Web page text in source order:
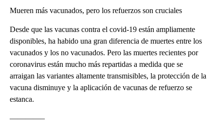
Mueren más vacunados, pero los refuerzos son cruciales
Desde que las vacunas contra el covid-19 están ampliamente
disponibles, ha habido una gran diferencia de muertes entre los
vacunados y los no vacunados. Pero las muertes recientes por
coronavirus están mucho más repartidas a medida que se
arraigan las variantes altamente transmisibles, la protección de la
vacuna disminuye y la aplicación de vacunas de refuerzo se
estanca.
————–